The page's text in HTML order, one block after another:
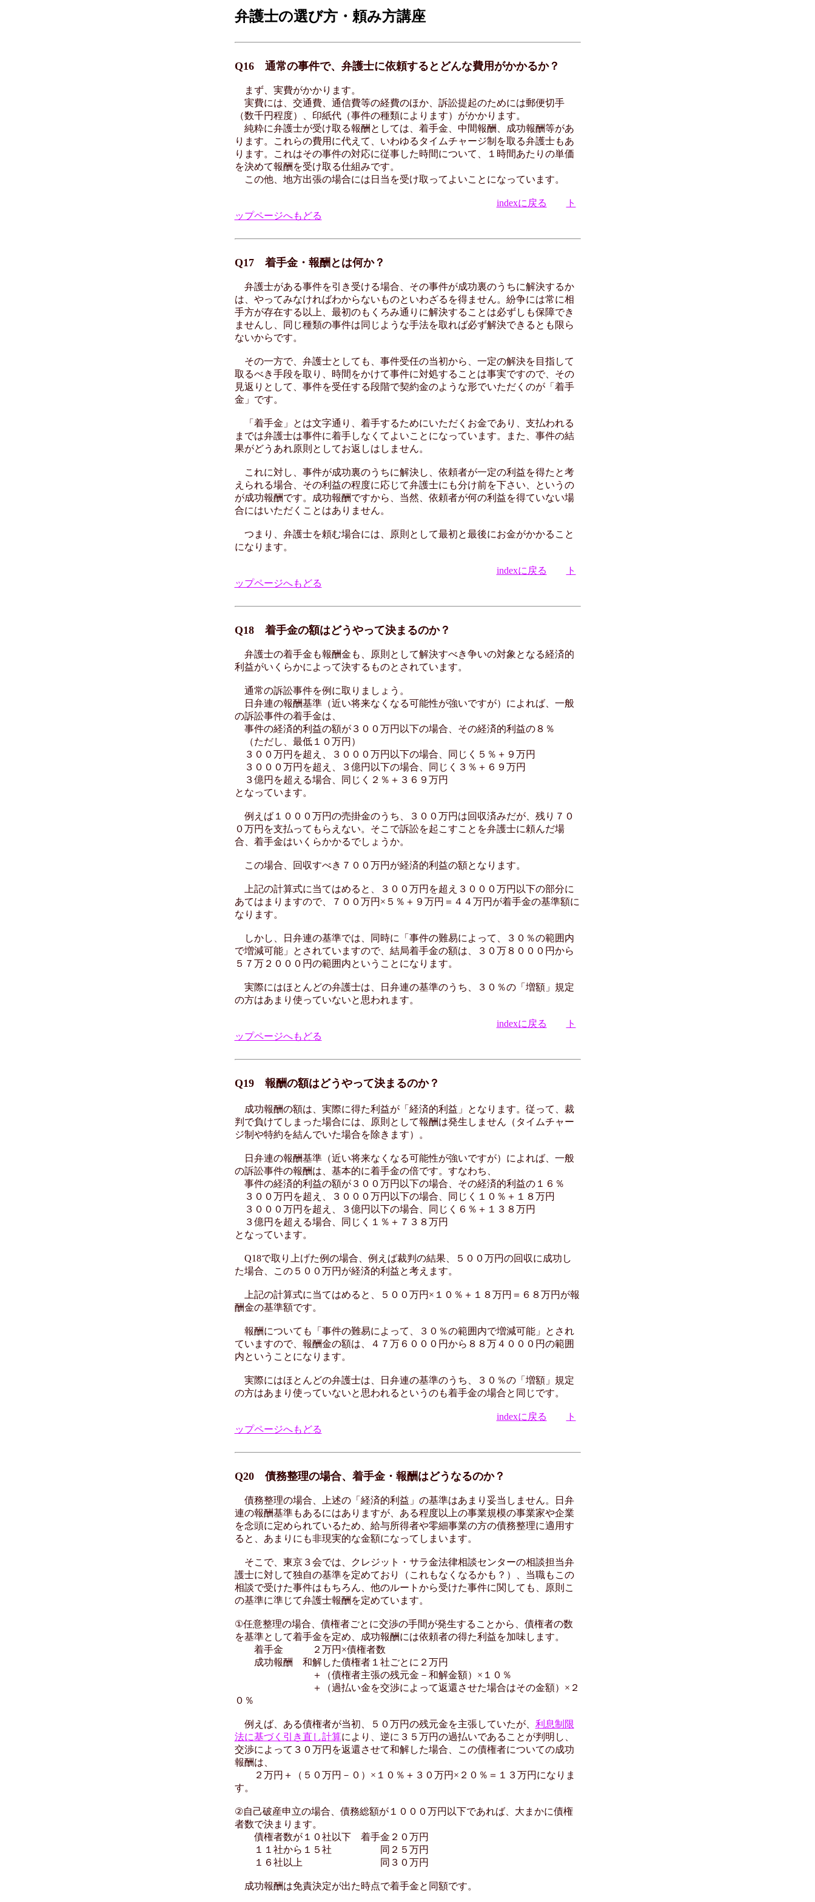
弁護士の選び方・頼み方講座
Q16 通常の事件で、弁護士に依頼するとどんな費用がかかるか？
まず、実費がかかります。
実費には、交通費、通信費等の経費のほか、訴訟提起のためには郵便切手
（数千円程度）、印紙代（事件の種類によります）がかかります。
純粋に弁護士が受け取る報酬としては、着手金、中間報酬、成功報酬等があ
ります。これらの費用に代えて、いわゆるタイムチャージ制を取る弁護士もあ
ります。これはその事件の対応に従事した時間について、１時間あたりの単価
を決めて報酬を受け取る仕組みです。
この他、地方出張の場合には日当を受け取ってよいことになっています。
indexに戻る
ト
ップページへもどる
Q17 着手金・報酬とは何か？
弁護士がある事件を引き受ける場合、その事件が成功裏のうちに解決するか
は、やってみなければわからないものといわざるを得ません。紛争には常に相
手方が存在する以上、最初のもくろみ通りに解決することは必ずしも保障でき
ませんし、同じ種類の事件は同じような手法を取れば必ず解決できるとも限ら
ないからです。
その一方で、弁護士としても、事件受任の当初から、一定の解決を目指して
取るべき手段を取り、時間をかけて事件に対処することは事実ですので、その
見返りとして、事件を受任する段階で契約金のような形でいただくのが「着手
金」です。
「着手金」とは文字通り、着手するためにいただくお金であり、支払われる
までは弁護士は事件に着手しなくてよいことになっています。また、事件の結
果がどうあれ原則としてお返しはしません。
これに対し、事件が成功裏のうちに解決し、依頼者が一定の利益を得たと考
えられる場合、その利益の程度に応じて弁護士にも分け前を下さい、というの
が成功報酬です。成功報酬ですから、当然、依頼者が何の利益を得ていない場
合にはいただくことはありません。
つまり、弁護士を頼む場合には、原則として最初と最後にお金がかかること
になります。
indexに戻る
ト
ップページへもどる
Q18 着手金の額はどうやって決まるのか？
弁護士の着手金も報酬金も、原則として解決すべき争いの対象となる経済的
利益がいくらかによって決するものとされています。
通常の訴訟事件を例に取りましょう。
日弁連の報酬基準（近い将来なくなる可能性が強いですが）によれば、一般
の訴訟事件の着手金は、
事件の経済的利益の額が３００万円以下の場合、その経済的利益の８％
（ただし、最低１０万円）
３００万円を超え、３０００万円以下の場合、同じく５％＋９万円
３０００万円を超え、３億円以下の場合、同じく３％＋６９万円
３億円を超える場合、同じく２％＋３６９万円
となっています。
例えば１０００万円の売掛金のうち、３００万円は回収済みだが、残り７０
０万円を支払ってもらえない。そこで訴訟を起こすことを弁護士に頼んだ場
合、着手金はいくらかかるでしょうか。
この場合、回収すべき７００万円が経済的利益の額となります。
上記の計算式に当てはめると、３００万円を超え３０００万円以下の部分に
あてはまりますので、７００万円×５％＋９万円＝４４万円が着手金の基準額に
なります。
しかし、日弁連の基準では、同時に「事件の難易によって、３０％の範囲内
で増減可能」とされていますので、結局着手金の額は、３０万８０００円から
５７万２０００円の範囲内ということになります。
実際にはほとんどの弁護士は、日弁連の基準のうち、３０％の「増額」規定
の方はあまり使っていないと思われます。
indexに戻る
ト
ップページへもどる
Q19 報酬の額はどうやって決まるのか？
成功報酬の額は、実際に得た利益が「経済的利益」となります。従って、裁
判で負けてしまった場合には、原則として報酬は発生しません（タイムチャー
ジ制や特約を結んでいた場合を除きます）。
日弁連の報酬基準（近い将来なくなる可能性が強いですが）によれば、一般
の訴訟事件の報酬は、基本的に着手金の倍です。すなわち、
事件の経済的利益の額が３００万円以下の場合、その経済的利益の１６％
３００万円を超え、３０００万円以下の場合、同じく１０％＋１８万円
３０００万円を超え、３億円以下の場合、同じく６％＋１３８万円
３億円を超える場合、同じく１％＋７３８万円
となっています。
Q18で取り上げた例の場合、例えば裁判の結果、５００万円の回収に成功し
た場合、この５００万円が経済的利益と考えます。
上記の計算式に当てはめると、５００万円×１０％＋１８万円＝６８万円が報
酬金の基準額です。
報酬についても「事件の難易によって、３０％の範囲内で増減可能」とされ
ていますので、報酬金の額は、４７万６０００円から８８万４０００円の範囲
内ということになります。
実際にはほとんどの弁護士は、日弁連の基準のうち、３０％の「増額」規定
の方はあまり使っていないと思われるというのも着手金の場合と同じです。
indexに戻る
ト
ップページへもどる
Q20 債務整理の場合、着手金・報酬はどうなるのか？
債務整理の場合、上述の「経済的利益」の基準はあまり妥当しません。日弁
連の報酬基準もあるにはありますが、ある程度以上の事業規模の事業家や企業
を念頭に定められているため、給与所得者や零細事業の方の債務整理に適用す
ると、あまりにも非現実的な金額になってしまいます。
そこで、東京３会では、クレジット・サラ金法律相談センターの相談担当弁
護士に対して独自の基準を定めており（これもなくなるかも？）、当職もこの
相談で受けた事件はもちろん、他のルートから受けた事件に関しても、原則こ
の基準に準じて弁護士報酬を定めています。
①任意整理の場合、債権者ごとに交渉の手間が発生することから、債権者の数
を基準として着手金を定め、成功報酬には依頼者の得た利益を加味します。
着手金 ２万円×債権者数
成功報酬 和解した債権者１社ごとに２万円
＋（債権者主張の残元金－和解金額）×１０％
＋（過払い金を交渉によって返還させた場合はその金額）×２
０％
例えば、ある債権者が当初、５０万円の残元金を主張していたが、 利息制限
法に基づく引き直し計算により、逆に３５万円の過払いであることが判明し、
交渉によって３０万円を返還させて和解した場合、この債権者についての成功
報酬は、
２万円＋（５０万円－０）×１０％＋３０万円×２０％＝１３万円になりま
す。
②自己破産申立の場合、債務総額が１０００万円以下であれば、大まかに債権
者数で決まります。
債権者数が１０社以下 着手金２０万円
１１社から１５社 同２５万円
１６社以上 同３０万円
成功報酬は免責決定が出た時点で着手金と同額です。